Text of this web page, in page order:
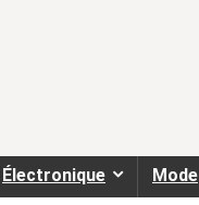
Électronique Mode